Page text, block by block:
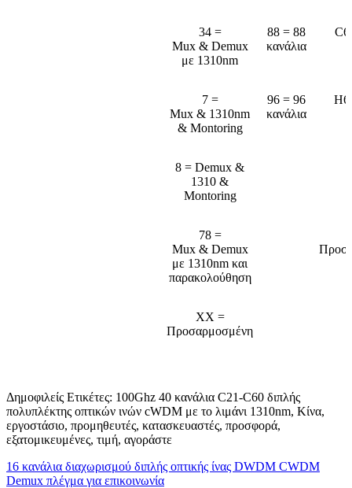
34 =
Mux & Demux
με 1310nm
88 = 88
κανάλια
7 =
Mux & 1310nm
& Montoring
96 = 96
κανάλια
8 = Demux &
1310 &
Montoring
78 =
Mux & Demux
με 1310nm και
παρακολούθηση
XX =
Προσαρμοσμένη
Δημοφιλείς Ετικέτες: 100Ghz 40 κανάλια C21-C60 διπλής
πολυπλέκτης οπτικών ινών cWDM με το λιμάνι 1310nm, Κίνα,
εργοστάσιο, προμηθευτές, κατασκευαστές, προσφορά,
εξατομικευμένες, τιμή, αγοράστε
16 κανάλια διαχωρισμού διπλής οπτικής ίνας DWDM CWDM
Demux πλέγμα για επικοινωνία